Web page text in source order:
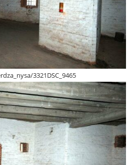
3321DSC_9465